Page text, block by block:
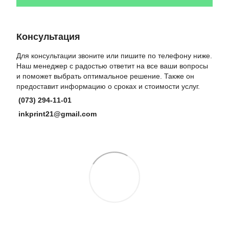
Консультация
Для консультации звоните или пишите по телефону ниже.
Наш менеджер с радостью ответит на все ваши вопросы
и поможет выбрать оптимальное решение. Также он
предоставит информацию о сроках и стоимости услуг.
(073) 294-11-01
inkprint21@gmail.com